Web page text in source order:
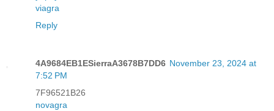
viagra
Reply
4A9684EB1ESierraA3678B7DD6 November 23, 2024 at
7:52 PM
7F96521B26
novagra